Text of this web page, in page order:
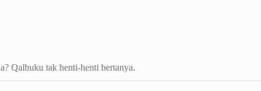
Qalbuku tak henti-henti bertanya.